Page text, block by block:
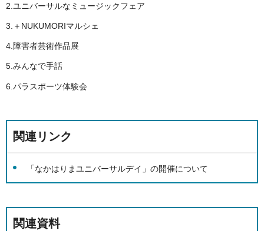
2.ユニバーサルなミュージックフェア
3.＋NUKUMORIマルシェ
4.障害者芸術作品展
5.みんなで手話
6.パラスポーツ体験会
関連リンク
「なかはりまユニバーサルデイ」の開催について
関連資料